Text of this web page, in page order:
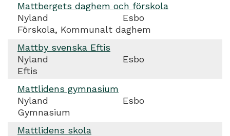
Mattbergets daghem och förskola
Nyland
Esbo
Förskola, Kommunalt daghem
Mattby svenska Eftis
Nyland
Esbo
Eftis
Mattlidens gymnasium
Nyland
Esbo
Gymnasium
Mattlidens skola